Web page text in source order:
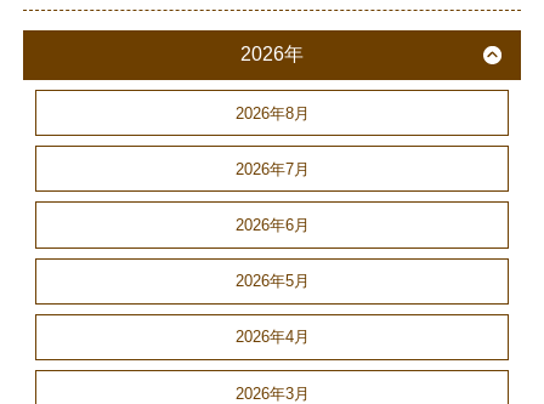
2026年
2026年8月
2026年7月
2026年6月
2026年5月
2026年4月
2026年3月